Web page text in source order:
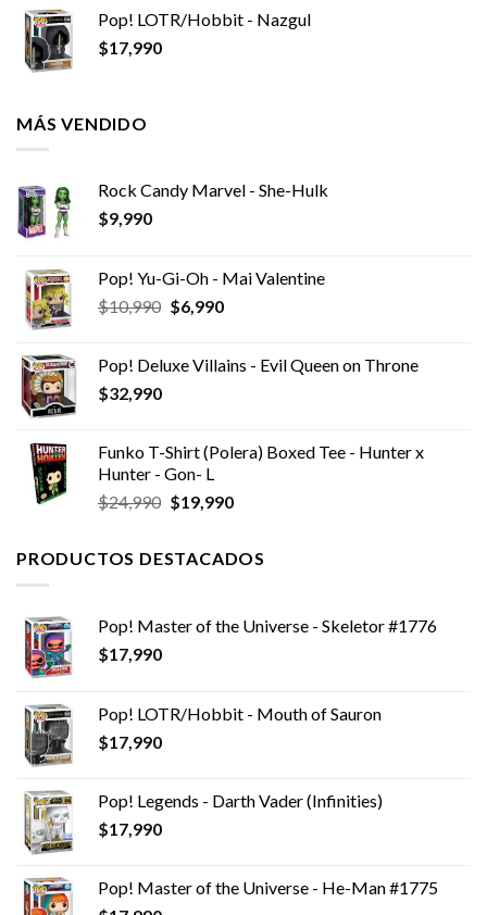
Pop! LOTR/Hobbit - Nazgul
$17,990
MÁS VENDIDO
Rock Candy Marvel - She-Hulk
$9,990
Pop! Yu-Gi-Oh - Mai Valentine
$10,990 El
era:
$6,990El
es:
Pop! Deluxe Villains - Evil Queen on Throne
$32,990
Funko T-Shirt (Polera) Boxed Tee - Hunter x
Hunter - Gon- L
$24,990 El
era:
$19,990El
es:
PRODUCTOS DESTACADOS
Pop! Master of the Universe - Skeletor #1776
$17,990
Pop! LOTR/Hobbit - Mouth of Sauron
$17,990
Pop! Legends - Darth Vader (Infinities)
$17,990
Pop! Master of the Universe - He-Man #1775